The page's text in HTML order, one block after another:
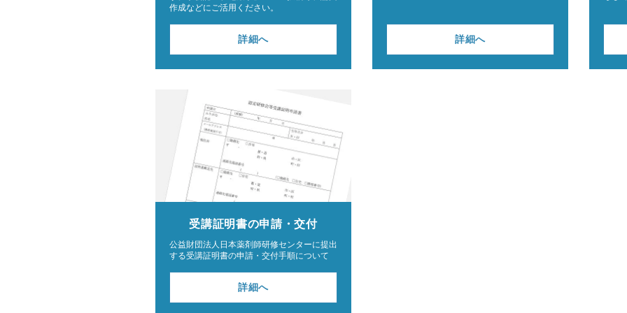
作成などにご活用ください。
詳細へ 詳細へ
受講証明書の申請・交付
公益財団法人日本薬剤師研修センターに提出
する受講証明書の申請・交付手順について
詳細へ